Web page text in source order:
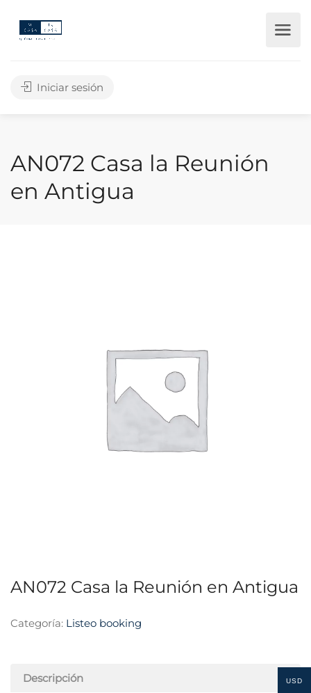
Iniciar sesión
AN072 Casa la Reunión
en Antigua
AN072 Casa la Reunión en Antigua
Categoría: Listeo booking
Descripción USD